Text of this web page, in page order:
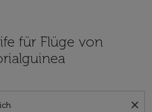
für Flüge von
close